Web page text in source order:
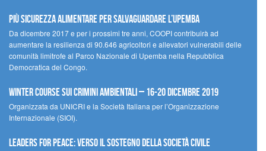
Più sicurezza alimentare per salvaguardare l’Upemba
Da dicembre 2017 e per i prossimi tre anni, COOPI contribuirà ad
aumentare la resilienza di 90.646 agricoltori e allevatori vulnerabili delle
comunità limitrofe al Parco Nazionale di Upemba nella Repubblica
Democratica del Congo.
Winter Course sui Crimini Ambientali – 16-20 Dicembre 2019
Organizzata da UNICRI e la Società Italiana per l’Organizzazione
Internazionale (SIOI).
Leaders for peace: verso il sostegno della società civile